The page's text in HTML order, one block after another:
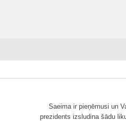
Saeima ir pieņēmusi un
prezidents izsludina šādu